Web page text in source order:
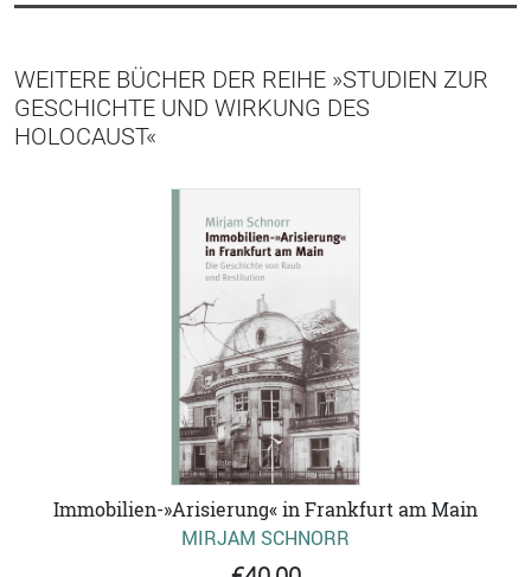
WEITERE BÜCHER DER REIHE »STUDIEN ZUR
GESCHICHTE UND WIRKUNG DES
HOLOCAUST«
Immobilien-»Arisierung« in Frankfurt am Main
MIRJAM SCHNORR